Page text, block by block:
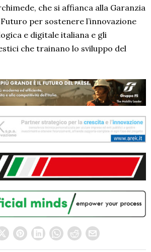
che si affianca alla Garanzia
per sostenere l’innovazione
e digitale italiana e gli
che trainano lo sviluppo del